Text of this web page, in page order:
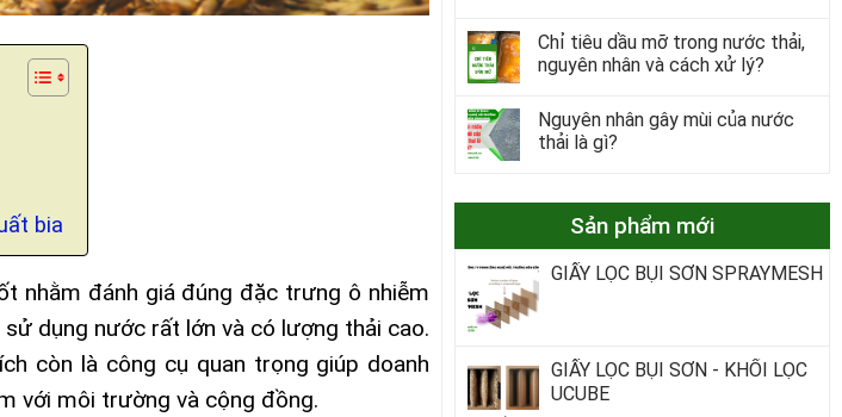
bia
nhằm đánh giá đúng đặc trưng ô nhiễm
dụng nước rất lớn và có lượng thải cao.
còn là công cụ quan trọng giúp doanh
với môi trường và cộng đồng.
Chỉ tiêu dầu mỡ trong nước thải,
nguyên nhân và cách xử lý?
Nguyên nhân gây mùi của nước
thải là gì?
Sản phẩm mới
GIẤY LỌC BỤI SƠN SPRAYMESH
GIẤY LỌC BỤI SƠN - KHỐI LỌC
UCUBE